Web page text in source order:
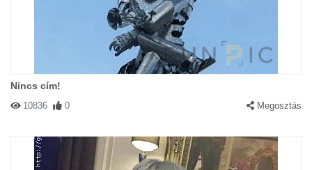
Nincs cím!
10836 0 Megosztás